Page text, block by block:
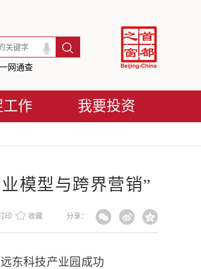
一网通查
工作 我要投资
模型与跨界营销”
分享：
印 收藏
东科技产业园成功